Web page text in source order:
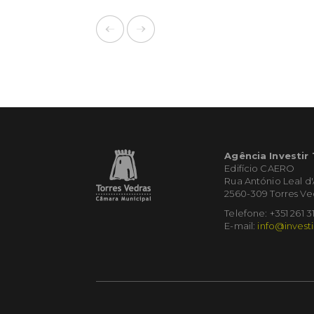
Agência Investir
Edifício CAERO
Rua António Leal
2560-309 Torres
Telefone: +351 261
E-mail: